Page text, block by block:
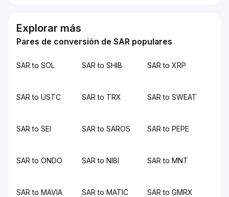
Explorar más
Pares de conversión de SAR populares
SAR to SOL SAR to SHIB SAR to XRP
SAR to USTC SAR to TRX SAR to SWEAT
SAR to SEI SAR to SAROS SAR to PEPE
SAR to ONDO SAR to NIBI SAR to MNT
SAR to MAVIA SAR to MATIC SAR to GMRX